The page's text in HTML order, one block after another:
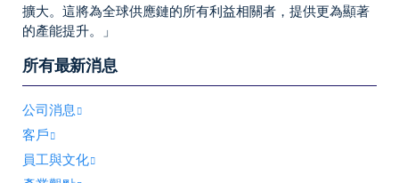
擴大。這將為全球供應鏈的所有利益相關者，提供更為顯著
的產能提升。」
所有最新消息
公司消息
客戶
員工與文化